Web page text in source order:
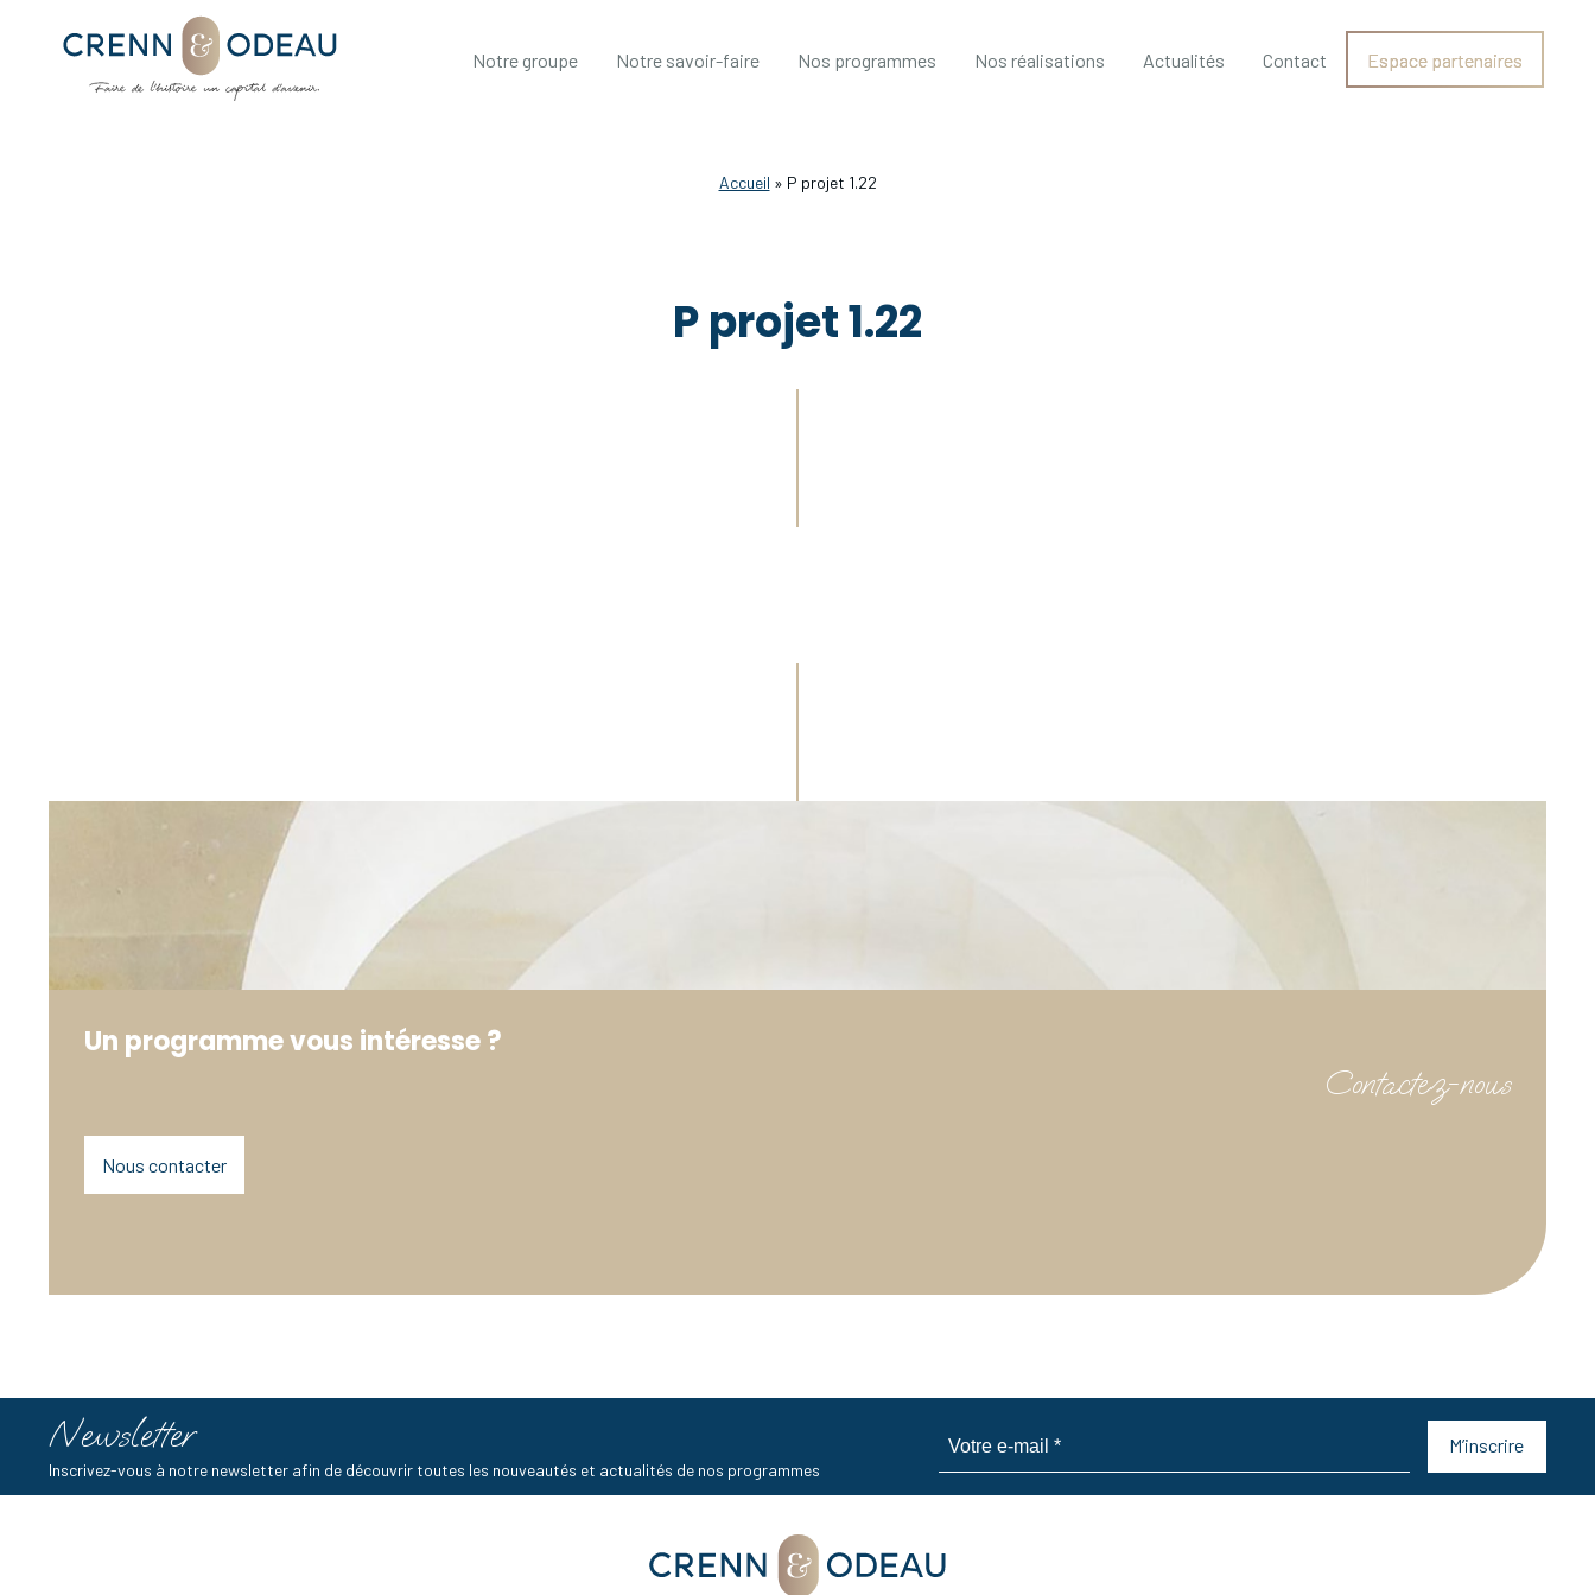
Notre groupe Notre savoir-faire Nos programmes Nos réalisations Actualités Contact Espace partenaires
Accueil » P projet 1.22
P projet 1.22
Un programme vous intéresse ?
Contactez-nous
Nous contacter
Newsletter
Inscrivez-vous à notre newsletter afin de découvrir toutes les nouveautés et actualités de nos programmes
M’inscrire